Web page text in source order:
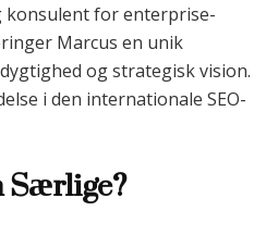
for enterprise-
Marcus en unik
og strategisk vision.
i den internationale SEO-